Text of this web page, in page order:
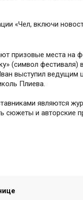
«Чел, включи
призовые места на
(символ
выступил ведущим
Плиева.
являются
сюжеты и